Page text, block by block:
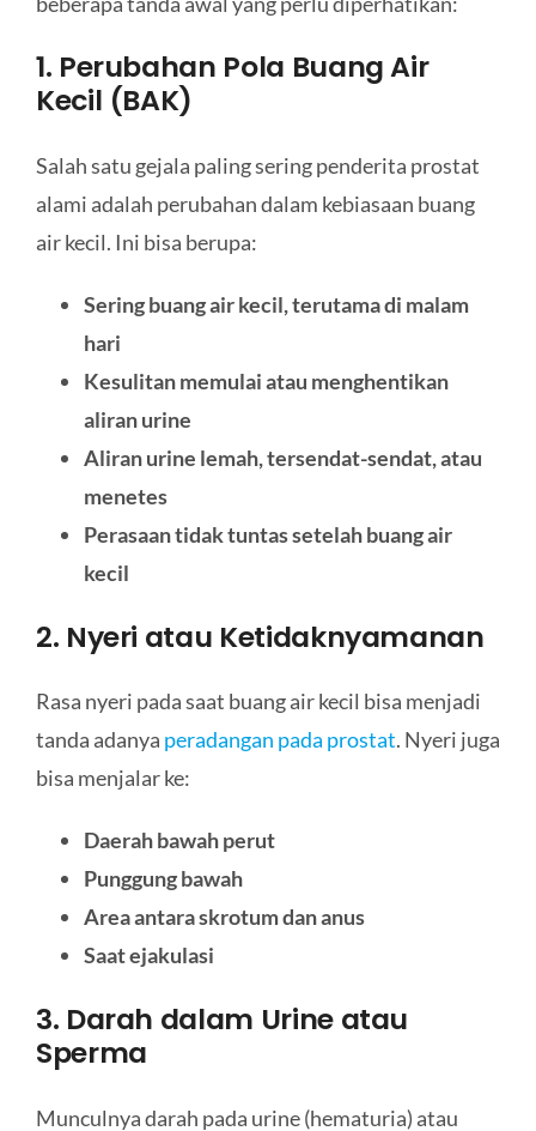
1. Perubahan Pola Buang Air
Kecil (BAK)
Salah satu gejala paling sering penderita prostat
alami adalah perubahan dalam kebiasaan buang
air kecil. Ini bisa berupa:
Sering buang air kecil, terutama di malam
hari
Kesulitan memulai atau menghentikan
aliran urine
Aliran urine lemah, tersendat-sendat, atau
menetes
Perasaan tidak tuntas setelah buang air
kecil
2. Nyeri atau Ketidaknyamanan
Rasa nyeri pada saat buang air kecil bisa menjadi
tanda adanya peradangan pada prostat. Nyeri juga
bisa menjalar ke:
Daerah bawah perut
Punggung bawah
Area antara skrotum dan anus
Saat ejakulasi
3. Darah dalam Urine atau
Sperma
Munculnya darah pada urine (hematuria) atau